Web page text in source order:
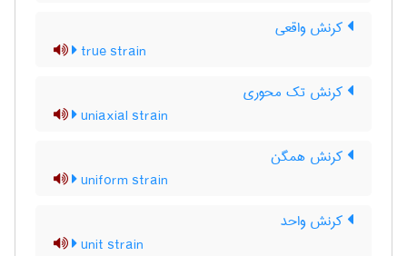
کرنش واقعی
true strain
کرنش تک محوری
uniaxial strain
کرنش همگن
uniform strain
کرنش واحد
unit strain